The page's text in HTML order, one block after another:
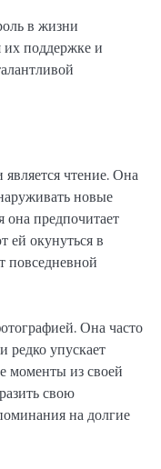
в жизни
поддержке и
чтение. Она
новые
она предпочитает
ей окунуться в
повседневной
Она часто
редко упускает
моменты из своей
свою
на долгие